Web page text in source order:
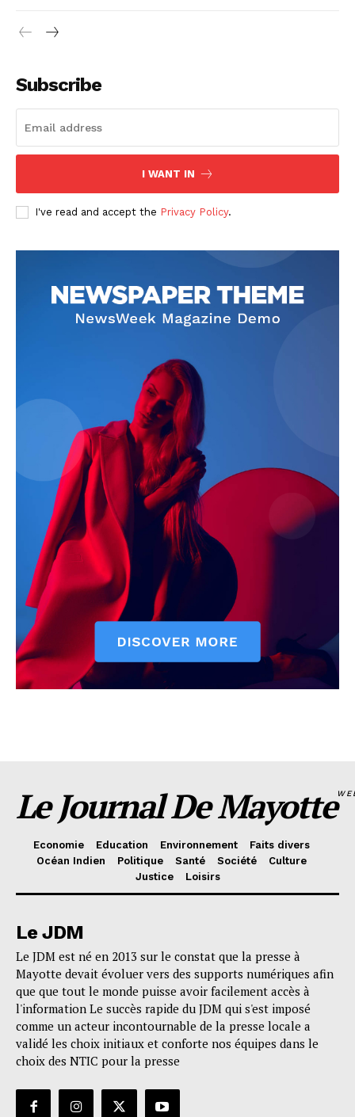
Subscribe
I WANT IN
I've read and accept the Privacy Policy.
Le Journal De Mayotte
Economie Education Environnement
Faits divers
Océan Indien
Politique Santé Société
Culture
Justice
Loisirs
Le JDM
Le JDM est né en 2013 sur le constat que la presse à
Mayotte devait évoluer vers des supports numériques afin
que que tout le monde puisse avoir facilement accès à
l'information Le succès rapide du JDM qui s'est imposé
comme un acteur incontournable de la presse locale a
validé les choix initiaux et conforte nos équipes dans le
choix des NTIC pour la presse